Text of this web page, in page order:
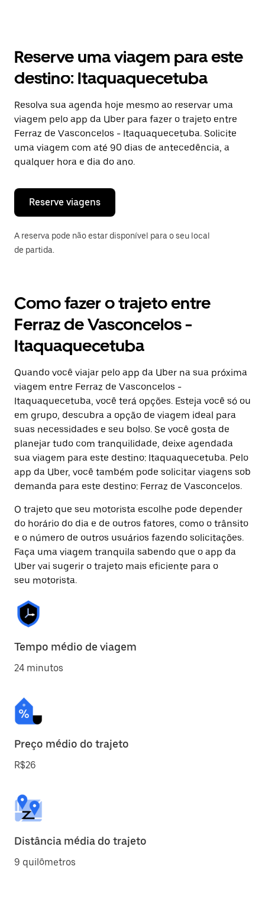
o
e
uma
data.
Pressione
a
tecla
“ESC”
para
o
calendário.
Reserve uma viagem para este
destino: Itaquaquecetuba
Resolva sua agenda hoje mesmo ao reservar uma
viagem pelo app da Uber para fazer o trajeto entre
Ferraz de Vasconcelos - Itaquaquecetuba. Solicite
uma viagem com até 90 dias de antecedência, a
qualquer hora e dia do ano.
Reserve viagens
A reserva pode não estar disponível para o seu local
de partida.
Como fazer o trajeto entre
Ferraz de Vasconcelos -
Itaquaquecetuba
Quando você viajar pelo app da Uber na sua próxima
viagem entre Ferraz de Vasconcelos -
Itaquaquecetuba, você terá opções. Esteja você só ou
em grupo, descubra a opção de viagem ideal para
suas necessidades e seu bolso. Se você gosta de
planejar tudo com tranquilidade, deixe agendada
sua viagem para este destino: Itaquaquecetuba. Pelo
app da Uber, você também pode solicitar viagens sob
demanda para este destino: Ferraz de Vasconcelos.
O trajeto que seu motorista escolhe pode depender
do horário do dia e de outros fatores, como o trânsito
e o número de outros usuários fazendo solicitações.
Faça uma viagem tranquila sabendo que o app da
Uber vai sugerir o trajeto mais eficiente para o
seu motorista.
Tempo médio de viagem
24 minutos
Preço médio do trajeto
R$26
Distância média do trajeto
9 quilômetros